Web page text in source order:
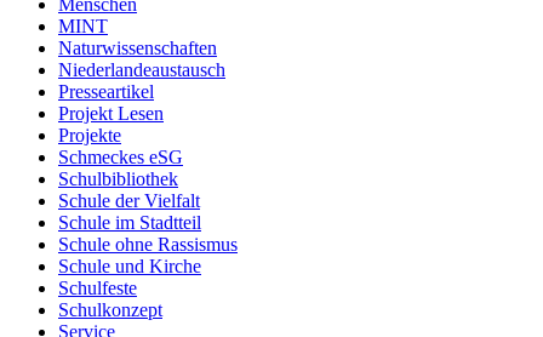
Menschen
MINT
Naturwissenschaften
Niederlandeaustausch
Presseartikel
Projekt Lesen
Projekte
Schmeckes eSG
Schulbibliothek
Schule der Vielfalt
Schule im Stadtteil
Schule ohne Rassismus
Schule und Kirche
Schulfeste
Schulkonzept
Service